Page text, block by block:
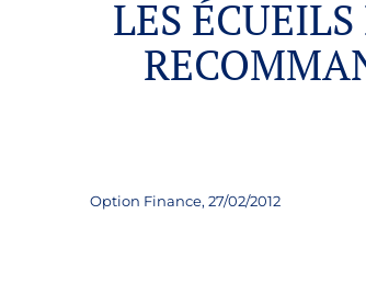
LES
Option Finance, 27/02/2012